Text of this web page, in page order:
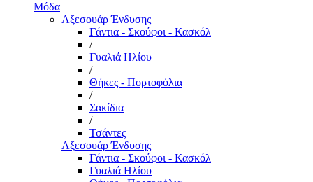
Μόδα
Αξεσουάρ Ένδυσης
Γάντια - Σκούφοι - Κασκόλ
/
Γυαλιά Ηλίου
/
Θήκες - Πορτοφόλια
/
Σακίδια
/
Τσάντες
Αξεσουάρ Ένδυσης
Γάντια - Σκούφοι - Κασκόλ
Γυαλιά Ηλίου